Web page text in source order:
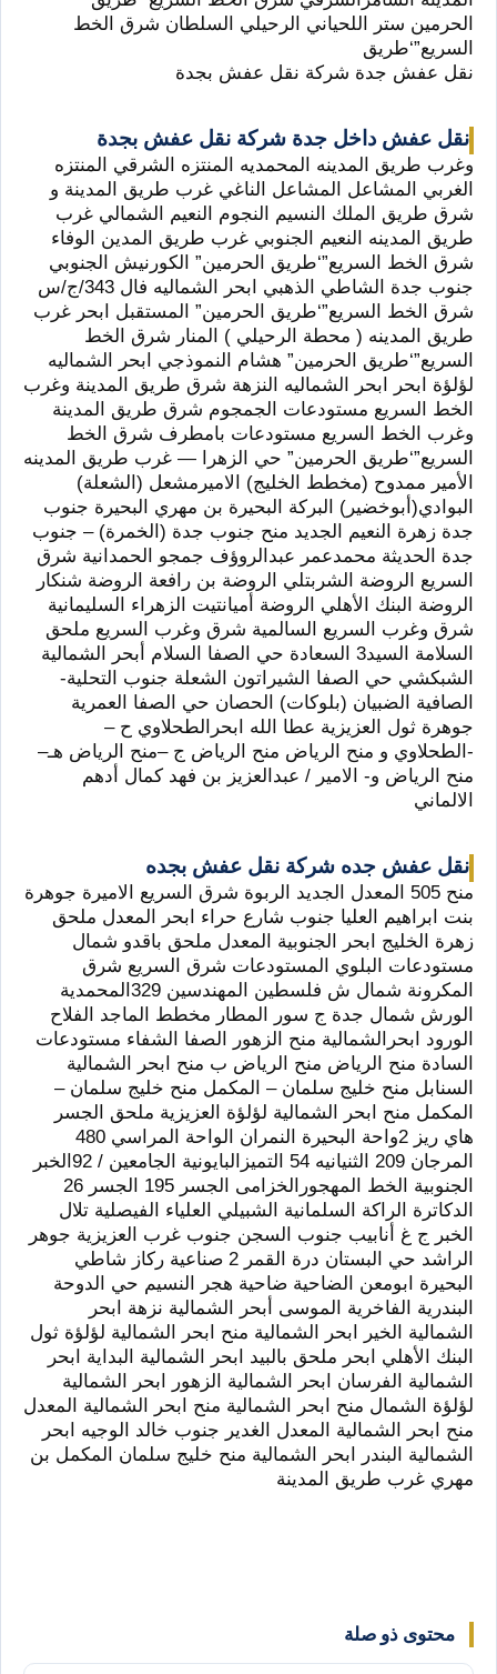
الحرمين ستر اللحياني الرحيلي السلطان شرق الخط
السريع”‘طريق
نقل عفش جدة شركة نقل عفش بجدة
نقل عفش داخل جدة شركة نقل عفش بجدة
وغرب طريق المدينه المحمديه المنتزه الشرقي المنتزه
الغربي المشاعل المشاعل الناغي غرب طريق المدينة و
شرق طريق الملك النسيم النجوم النعيم الشمالي غرب
طريق المدينه النعيم الجنوبي غرب طريق المدين الوفاء
شرق الخط السريع”‘طريق الحرمين” الكورنيش الجنوبي
جنوب جدة الشاطي الذهبي ابحر الشماليه فال 343/ج/س
شرق الخط السريع”‘طريق الحرمين” المستقبل ابحر غرب
طريق المدينه ( محطة الرحيلي ) المنار شرق الخط
السريع”‘طريق الحرمين” هشام النموذجي ابحر الشماليه
لؤلؤة ابحر ابحر الشماليه النزهة شرق طريق المدينة وغرب
الخط السريع مستودعات الجمجوم شرق طريق المدينة
وغرب الخط السريع مستودعات بامطرف شرق الخط
السريع”‘طريق الحرمين” حي الزهرا — غرب طريق المدينه
الأمير ممدوح (مخطط الخليج) الاميرمشعل (الشعلة)
البوادي(أبوخضير) البركة البحيرة بن مهري البحيرة جنوب
جدة زهرة النعيم الجديد منح جنوب جدة (الخمرة) – جنوب
جدة الحديثة محمدعمر عبدالروؤف جمجو الحمدانية شرق
السريع الروضة الشربتلي الروضة بن رافعة الروضة شنكار
الروضة البنك الأهلي الروضة أميانتيت الزهراء السليمانية
شرق وغرب السريع السالمية شرق وغرب السريع ملحق
السلامة السيد3 السعادة حي الصفا السلام أبحر الشمالية
الشبكشي حي الصفا الشيراتون الشعلة جنوب التحلية-
الصافية الضبيان (بلوكات) الحصان حي الصفا العمرية
جوهرة ثول العزيزية عطا الله ابحرالطحلاوي ح –
-الطحلاوي و منح الرياض منح الرياض ج –منح الرياض هـ–
منح الرياض و- الامير / عبدالعزيز بن فهد كمال أدهم
الالماني
نقل عفش جده شركة نقل عفش بجده
منح 505 المعدل الجديد الربوة شرق السريع الاميرة جوهرة
بنت ابراهيم العليا جنوب شارع حراء ابحر المعدل ملحق
زهرة الخليج ابحر الجنوبية المعدل ملحق باقدو شمال
مستودعات البلوي المستودعات شرق السريع شرق
المكرونة شمال ش فلسطين المهندسين 329المحمدية
الورش شمال جدة ج سور المطار مخطط الماجد الفلاح
الورود ابحرالشمالية منح الزهور الصفا الشفاء مستودعات
السادة منح الرياض منح الرياض ب منح ابحر الشمالية
السنابل منح خليج سلمان – المكمل منح خليج سلمان –
المكمل منح ابحر الشمالية لؤلؤة العزيزية ملحق الجسر
هاي ريز 2واحة البحيرة النمران الواحة المراسي 480
المرجان 209 الثنيانيه 54 التميزالبايونية الجامعين / 92الخبر
الجنوبية الخط المهجورالخزامى الجسر 195 الجسر 26
الدكاترة الراكة السلمانية الشبيلي العلياء الفيصلية تلال
الخبر ج غ أنابيب جنوب السجن جنوب غرب العزيزية جوهر
الراشد حي البستان درة القمر 2 صناعية ركاز شاطي
البحيرة ابومعن الضاحية ضاحية هجر النسيم حي الدوحة
البندرية الفاخرية الموسى أبحر الشمالية نزهة ابحر
الشمالية الخير ابحر الشمالية منح ابحر الشمالية لؤلؤة ثول
البنك الأهلي ابحر ملحق بالبيد ابحر الشمالية البداية ابحر
الشمالية الفرسان ابحر الشمالية الزهور ابحر الشمالية
لؤلؤة الشمال منح ابحر الشمالية منح ابحر الشمالية المعدل
منح ابحر الشمالية المعدل الغدير جنوب خالد الوجيه ابحر
الشمالية البندر ابحر الشمالية منح خليج سلمان المكمل بن
مهري غرب طريق المدينة
محتوى ذو صلة